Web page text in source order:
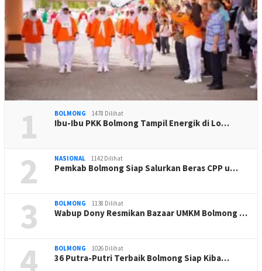
1 BOLMONG 1478 Dilihat
Ibu-Ibu PKK Bolmong Tampil Energik di Lo…
2 NASIONAL 1142 Dilihat
Pemkab Bolmong Siap Salurkan Beras CPP u…
3 BOLMONG 1138 Dilihat
Wabup Dony Resmikan Bazaar UMKM Bolmong …
4 BOLMONG 1026 Dilihat
36 Putra-Putri Terbaik Bolmong Siap Kiba…